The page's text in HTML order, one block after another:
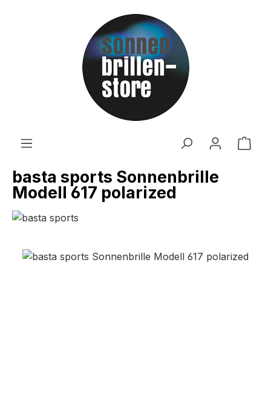
Zum Hauptinhalt springen
basta sports Sonnenbrille
Modell 617 polarized
Bildergalerie überspringen